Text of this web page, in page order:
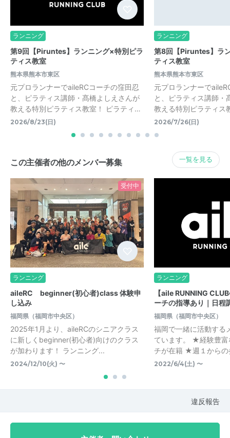
ランニング
第9回【Piruntes】ランニング×特別ピラ
ティス教室
熊本県熊本市東区
元プロランナーでaileRCコーチの窪田忍
と、ピラティス講師・髙橋よしえさんが
教える特別ピラティス教室！ ピラティ…
2026/8/23(日)
ランニング
第8回【Piruntes】ラ
ティス教室
熊本県熊本市東区
元プロランナーで
と、ピラティス講師・
教える特別ピラティス
2026/7/26(日)
この主催者の他のメンバー募集 一覧を見る
受付中
ランニング
aileRC beginner(初心者)class 体験申
し込み
福岡県（福岡市中央区）
2025年1月より、aileRCのシニアクラス
に新しくbeginner(初心者)向けのクラス
が加わります！ ランニング...
2024/12/10(火) 〜
ランニング
【aile RUNNING
ーチの指導あり｜日程
福岡県（福岡市中央区）
福岡で一緒に活動する
ています。 ★経験豊富
チが在籍 ★週１から
2022/6/4(土) 〜
違反報告